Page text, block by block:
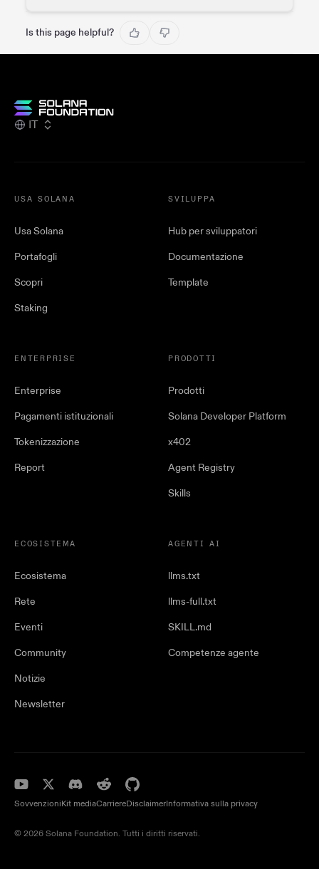
Is this page helpful?
IT
USA SOLANA
Usa Solana
Portafogli
Scopri
Staking
SVILUPPA
Hub per sviluppatori
Documentazione
Template
ENTERPRISE
Enterprise
Pagamenti istituzionali
Tokenizzazione
Report
PRODOTTI
Prodotti
Solana Developer Platform
x402
Agent Registry
Skills
ECOSISTEMA
Ecosistema
Rete
Eventi
Community
Notizie
Newsletter
AGENTI AI
llms.txt
llms-full.txt
SKILL.md
Competenze agente
SovvenzioniKit mediaCarriereDisclaimerInformativa sulla privacy
© 2026 Solana Foundation. Tutti i diritti riservati.